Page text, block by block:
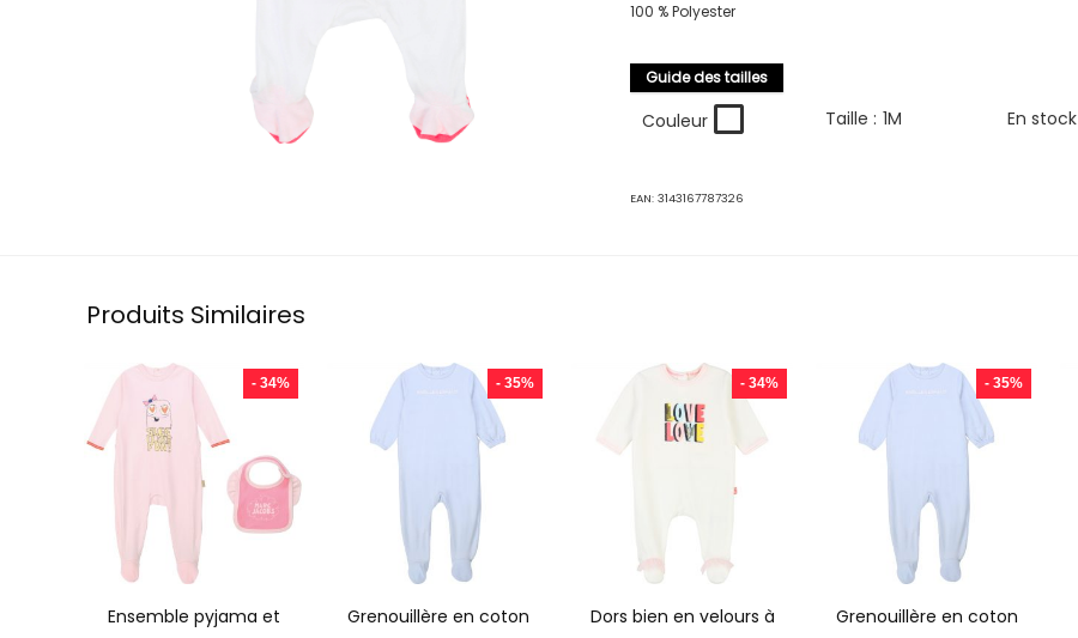
100 % Polyester
Guide des tailles
Couleur Taille : 1M En stock
EAN:3143167787326
Produits Similaires
- 34%
Ensemble pyjama et
- 35%
Grenouillère en coton
- 34%
Dors bien en velours à
- 35%
Grenouillère en coton